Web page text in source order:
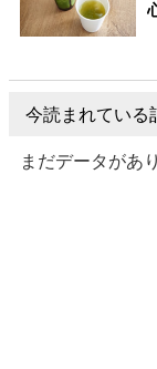
今読まれている
まだデータがあ